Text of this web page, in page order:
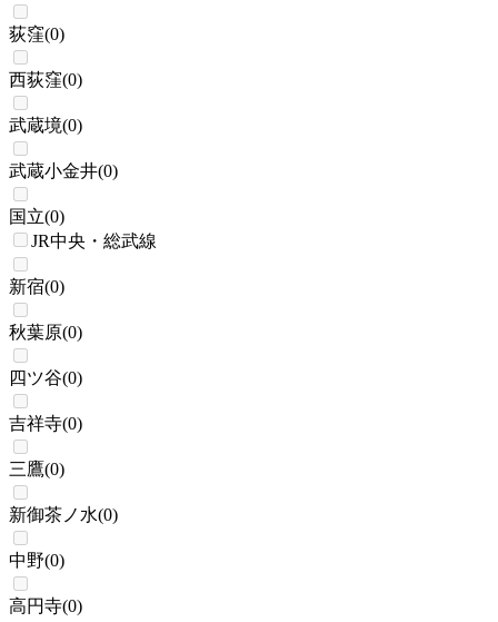
荻窪(0)
西荻窪(0)
武蔵境(0)
武蔵小金井(0)
国立(0)
JR中央・総武線
新宿(0)
秋葉原(0)
四ツ谷(0)
吉祥寺(0)
三鷹(0)
新御茶ノ水(0)
中野(0)
高円寺(0)